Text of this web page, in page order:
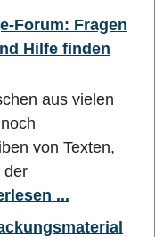
Forum: Fragen
Hilfe finden
aus vielen
von Texten,
der
...